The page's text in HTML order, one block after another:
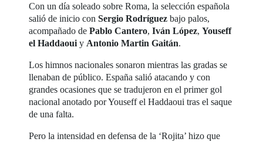
Con un día soleado sobre Roma, la selección española
salió de inicio conSergio Rodríguez bajo palos,
acompañado dePablo Cantero,Iván López,Youseff
el Haddaoui y Antonio Martin Gaitán.
Los himnos nacionales sonaron mientras las gradas se
llenaban de público. España salió atacando y con
grandes ocasiones que se tradujeron en el primer gol
nacional anotado por Youseff el Haddaoui tras el saque
de una falta.
Pero la intensidad en defensa de la ‘Rojita’ hizo que